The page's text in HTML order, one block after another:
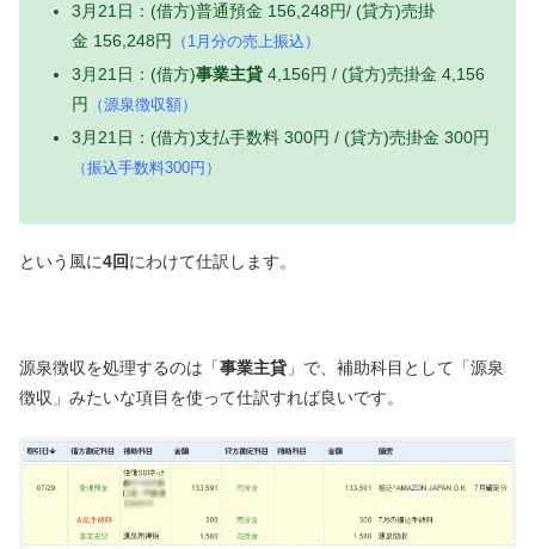
3月21日：(借方)普通預金 156,248円/ (貸方)売掛
金 156,248円
（1月分の売上振込）
3月21日：(借方)事業主貸4,156円 / (貸方)売掛金 4,156
円
（源泉徴収額）
3月21日：(借方)支払手数料 300円 / (貸方)売掛金 300円
（振込手数料300円）
という風に4回にわけて仕訳します。
源泉徴収を処理するのは「事業主貸 」で、補助科目として「源泉
徴収」みたいな項目を使って仕訳すれば良いです。